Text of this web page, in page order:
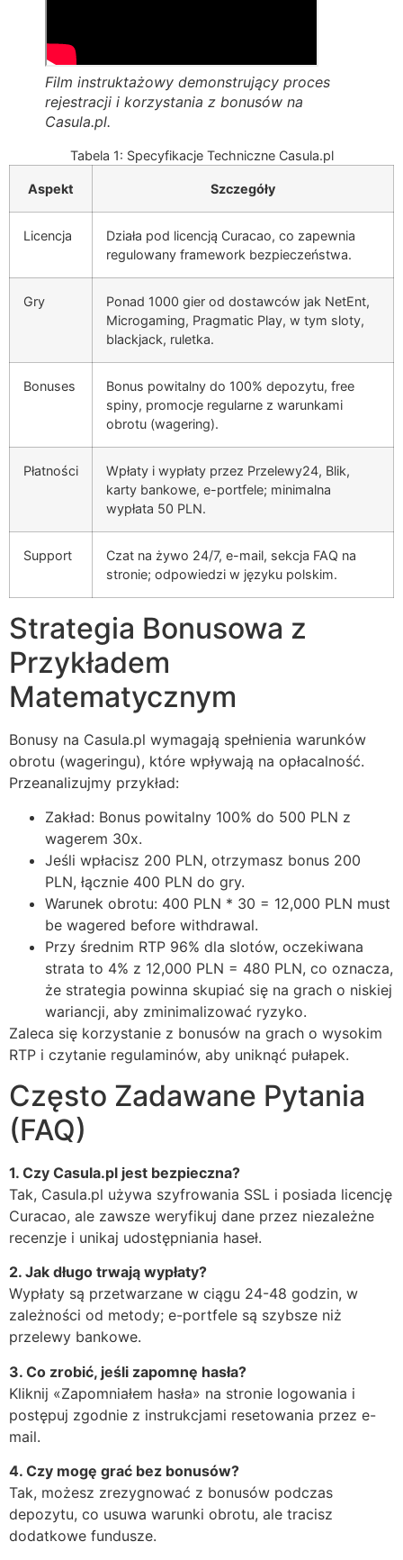
Film instruktażowy demonstrujący proces
rejestracji i korzystania z bonusów na
Casula.pl.
Tabela 1: Specyfikacje Techniczne Casula.pl
Aspekt Szczegóły
Licencja
Działa pod licencją Curacao, co zapewnia
regulowany framework bezpieczeństwa.
Gry
Ponad 1000 gier od dostawców jak NetEnt,
Microgaming, Pragmatic Play, w tym sloty,
blackjack, ruletka.
Bonuses
Bonus powitalny do 100% depozytu, free
spiny, promocje regularne z warunkami
obrotu (wagering).
Płatności
Wpłaty i wypłaty przez Przelewy24, Blik,
karty bankowe, e-portfele; minimalna
wypłata 50 PLN.
Support
Czat na żywo 24/7, e-mail, sekcja FAQ na
stronie; odpowiedzi w języku polskim.
Strategia Bonusowa z
Przykładem
Matematycznym
Bonusy na Casula.pl wymagają spełnienia warunków
obrotu (wageringu), które wpływają na opłacalność.
Przeanalizujmy przykład:
Zakład: Bonus powitalny 100% do 500 PLN z
wagerem 30x.
Jeśli wpłacisz 200 PLN, otrzymasz bonus 200
PLN, łącznie 400 PLN do gry.
Warunek obrotu: 400 PLN * 30 = 12,000 PLN must
be wagered before withdrawal.
Przy średnim RTP 96% dla slotów, oczekiwana
strata to 4% z 12,000 PLN = 480 PLN, co oznacza,
że strategia powinna skupiać się na grach o niskiej
wariancji, aby zminimalizować ryzyko.
Zaleca się korzystanie z bonusów na grach o wysokim
RTP i czytanie regulaminów, aby uniknąć pułapek.
Często Zadawane Pytania
(FAQ)
1. Czy Casula.pl jest bezpieczna?
Tak, Casula.pl używa szyfrowania SSL i posiada licencję
Curacao, ale zawsze weryfikuj dane przez niezależne
recenzje i unikaj udostępniania haseł.
2. Jak długo trwają wypłaty?
Wypłaty są przetwarzane w ciągu 24-48 godzin, w
zależności od metody; e-portfele są szybsze niż
przelewy bankowe.
3. Co zrobić, jeśli zapomnę hasła?
Kliknij «Zapomniałem hasła» na stronie logowania i
postępuj zgodnie z instrukcjami resetowania przez e-
mail.
4. Czy mogę grać bez bonusów?
Tak, możesz zrezygnować z bonusów podczas
depozytu, co usuwa warunki obrotu, ale tracisz
dodatkowe fundusze.